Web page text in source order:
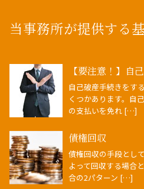
当事務所が提供する
【要注意！】自
自己破産手続きをす
くつかあります。自
の支払いを免れ […]
債権回収
債権回収の手段とし
よって回収する場合
合の2パターン […]